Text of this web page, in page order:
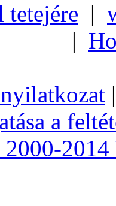
tetejére |
|
|
a
2000-2014